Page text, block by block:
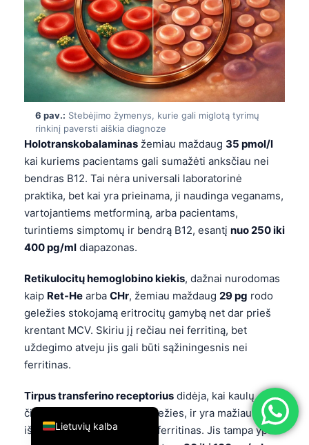
6 pav.: Stebėjimo žymenys, kurie gali miglotą tyrimų
rinkinį paversti aiškia diagnoze
Holotranskobalaminas žemiau maždaug 35 pmol/l
kai kuriems pacientams gali sumažėti anksčiau nei
bendras B12. Tai nėra universali laboratorinė
praktika, bet kai yra prieinama, ji naudinga veganams,
vartojantiems metforminą, arba pacientams,
turintiems simptomų ir bendrą B12, esantį nuo 250 iki
400 pg/ml diapazonas.
Retikulocitų hemoglobino kiekis, dažnai nurodomas
kaip Ret-He arba CHr, žemiau maždaug 29 pg rodo
geležies stokojamą eritrocitų gamybą net dar prieš
krentant MCV. Skiriu jį rečiau nei ferritiną, bet
uždegimo atveju jis gali būti sąžiningesnis nei
ferritinas.
Tirpus transferino receptorius didėja, kai kaulų
čiulpų ląstelėms trūksta geležies, ir yra mažiau
iškreipiamas uždegimo nei ferritinas. Jis tampa ypač
Lietuvių kalba
English
Français
עִבְרִית
Italiano
Português
Ελληνικά
Türkçe
Română
فارسی
Dansk
Nederlands
हिन्दी
Bahasa Indonesia